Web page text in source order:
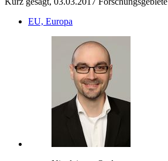
EU, Europa